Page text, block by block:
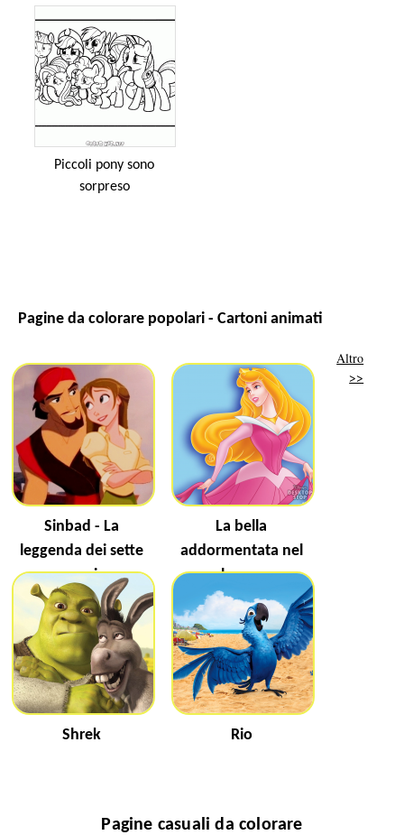
Piccoli pony sono
sorpreso
Pagine da colorare popolari - Cartoni animati
Sinbad - La
leggenda dei sette
mari
La bella
addormentata nel
bosco
Shrek Rio
Altro
>>
Pagine casuali da colorare